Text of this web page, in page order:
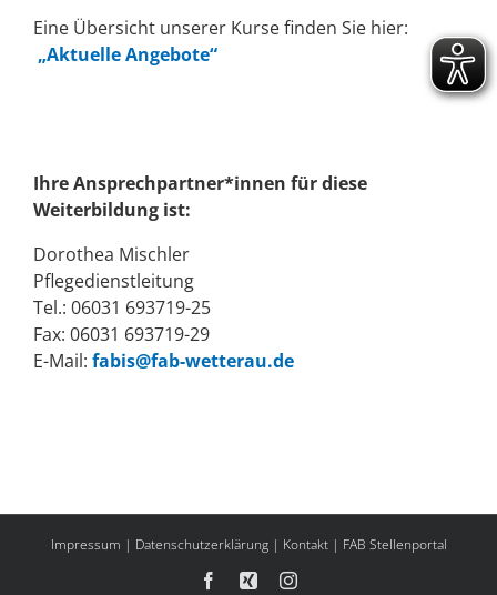
Eine Übersicht unserer Kurse finden Sie hier:
„Aktuelle Angebote“
Ihre Ansprechpartner*innen für diese
Weiterbildung ist:
Dorothea Mischler
Pflegedienstleitung
Tel.: 06031 693719-25
Fax: 06031 693719-29
E-Mail: fabis@fab-wetterau.de
Impressum | Datenschutzerklärung| Kontakt| FAB Stellenportal
Facebook
Xing Instagram